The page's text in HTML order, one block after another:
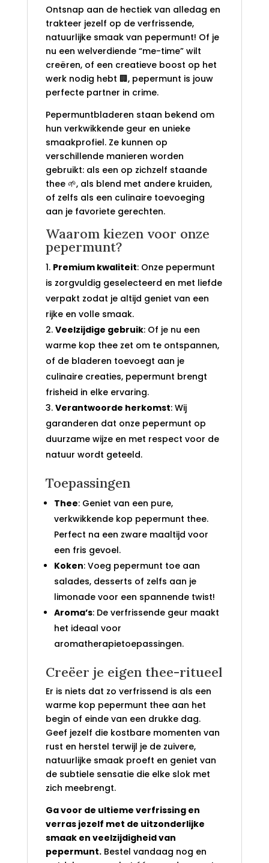
Ontsnap aan de hectiek van alledag en
trakteer jezelf op de verfrissende,
natuurlijke smaak van pepermunt! Of je
nu een welverdiende “me-time” wilt
creëren, of een creatieve boost op het
werk nodig hebt 🏢, pepermunt is jouw
perfecte partner in crime.
Pepermuntbladeren staan bekend om
hun verkwikkende geur en unieke
smaakprofiel. Ze kunnen op
verschillende manieren worden
gebruikt: als een op zichzelf staande
thee 🌱, als blend met andere kruiden,
of zelfs als een culinaire toevoeging
aan je favoriete gerechten.
Waarom kiezen voor onze
pepermunt?
Premium kwaliteit: Onze pepermunt
is zorgvuldig geselecteerd en met liefde
verpakt zodat je altijd geniet van een
rijke en volle smaak.
Veelzijdige gebruik: Of je nu een
warme kop thee zet om te ontspannen,
of de bladeren toevoegt aan je
culinaire creaties, pepermunt brengt
frisheid in elke ervaring.
Verantwoorde herkomst: Wij
garanderen dat onze pepermunt op
duurzame wijze en met respect voor de
natuur wordt geteeld.
Toepassingen
Thee: Geniet van een pure,
verkwikkende kop pepermunt thee.
Perfect na een zware maaltijd voor
een fris gevoel.
Koken: Voeg pepermunt toe aan
salades, desserts of zelfs aan je
limonade voor een spannende twist!
Aroma’s: De verfrissende geur maakt
het ideaal voor
aromatherapietoepassingen.
Creëer je eigen thee-ritueel
Er is niets dat zo verfrissend is als een
warme kop pepermunt thee aan het
begin of einde van een drukke dag.
Geef jezelf die kostbare momenten van
rust en herstel terwijl je de zuivere,
natuurlijke smaak proeft en geniet van
de subtiele sensatie die elke slok met
zich meebrengt.
Ga voor de ultieme verfrissing en
verras jezelf met de uitzonderlijke
smaak en veelzijdigheid van
pepermunt.Bestel vandaag nog en